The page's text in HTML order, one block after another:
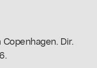
Dir.